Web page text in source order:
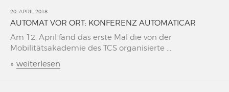
20. APRIL 2018
AUTOMAT VOR ORT: KONFERENZ AUTOMATICAR
Am 12. April fand das erste Mal die von der
Mobilitätsakademie des TCS organisierte ...
» weiterlesen